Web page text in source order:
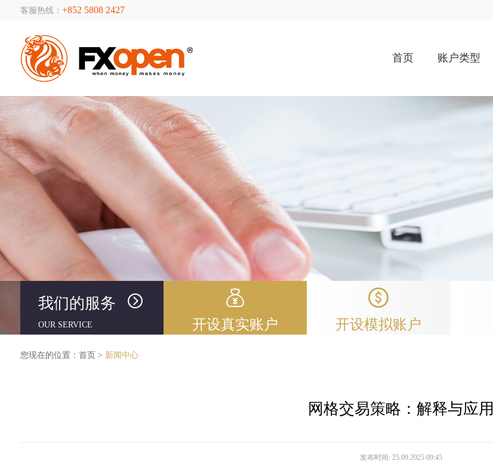
客服热线： +852 5808 2427
首页 账户类型
我们的服务
OUR SERVICE 开设真实账户 开设模拟账户
您现在的位置： 首页 > 新闻中心
网格交易策略：解释与应用
发布时间: 25.09.2025 09:45